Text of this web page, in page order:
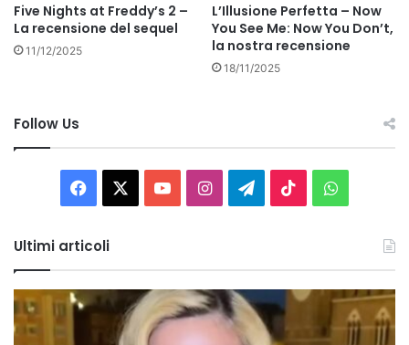
Five Nights at Freddy’s 2 –
La recensione del sequel
11/12/2025
L’Illusione Perfetta – Now
You See Me: Now You Don’t,
la nostra recensione
18/11/2025
Follow Us
Facebook You InstagramTelegram
TikTok
Ultimi articoli